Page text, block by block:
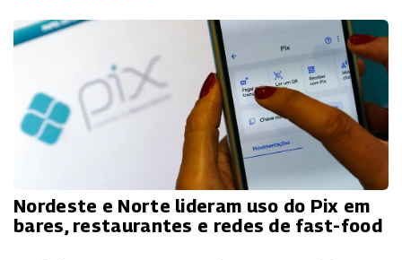
Nordeste e Norte lideram uso do Pix em
bares, restaurantes e redes de fast-food